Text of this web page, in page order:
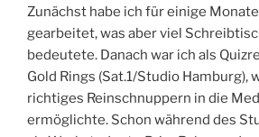
Zunächst habe ich für einige
gearbeitet, was aber viel
bedeutete. Danach war ich als
Gold Rings (Sat.1/Studio Hamburg),
richtiges Reinschnuppern in die
ermöglichte. Schon während des